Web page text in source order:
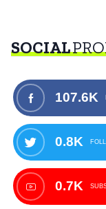
SOCIAL
107.6K
0.8K
0.7K